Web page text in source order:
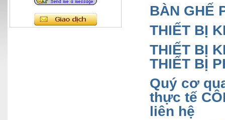
BÀN GHẾ
THIẾT BỊ
THIẾT BỊ
THIẾT BỊ
Quý cơ
thực tế
liên hệ